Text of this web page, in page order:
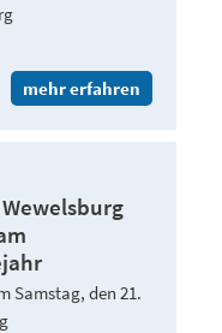
mehr erfahren
Samstag, den 21.